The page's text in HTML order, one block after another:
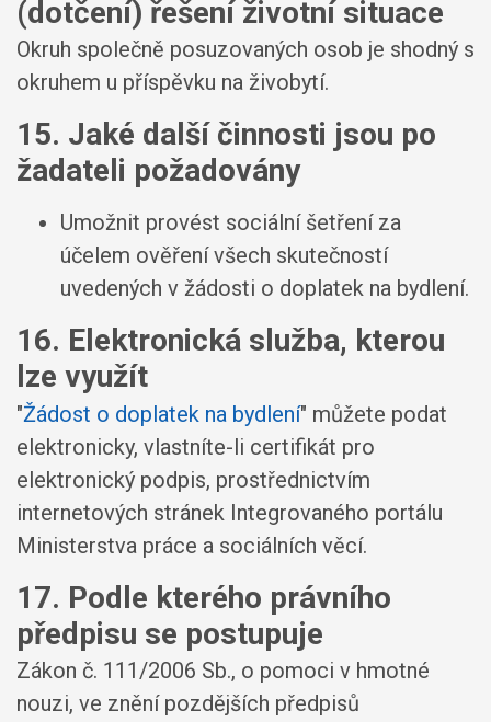
(dotčení) řešení životní situace
Okruh společně posuzovaných osob je shodný s
okruhem u příspěvku na živobytí.
15. Jaké další činnosti jsou po
žadateli požadovány
Umožnit provést sociální šetření za
účelem ověření všech skutečností
uvedených v žádosti o doplatek na bydlení.
16. Elektronická služba, kterou
lze využít
"Žádost o doplatek na bydlení" můžete podat
elektronicky, vlastníte-li certifikát pro
elektronický podpis, prostřednictvím
internetových stránek Integrovaného portálu
Ministerstva práce a sociálních věcí.
17. Podle kterého právního
předpisu se postupuje
Zákon č. 111/2006 Sb., o pomoci v hmotné
nouzi, ve znění pozdějších předpisů